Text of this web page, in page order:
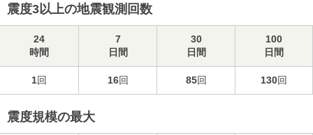
震度3以上の地震観測回数
24
時間
7
日間
30
日間
100
日間
1回 16回 85回 130回
震度規模の最大